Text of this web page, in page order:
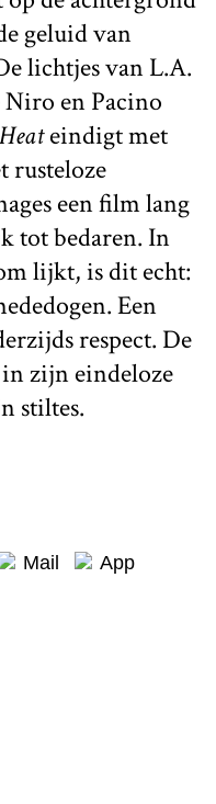
geluid van
lichtjes van L.A.
en Pacino
Heateindigt met
rusteloze
een film lang
tot bedaren. In
lijkt, is dit echt:
Een
respect. De
zijn eindeloze
stiltes.
Mail App